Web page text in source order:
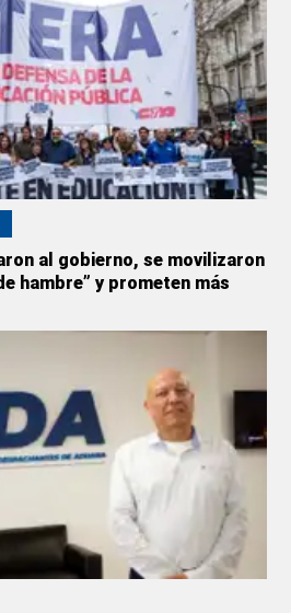
al gobierno, se movilizaron
hambre” y prometen más